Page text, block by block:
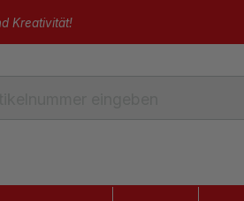
Kreativität!